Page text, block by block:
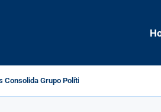
Grupo Político e Aponta Caminhos...